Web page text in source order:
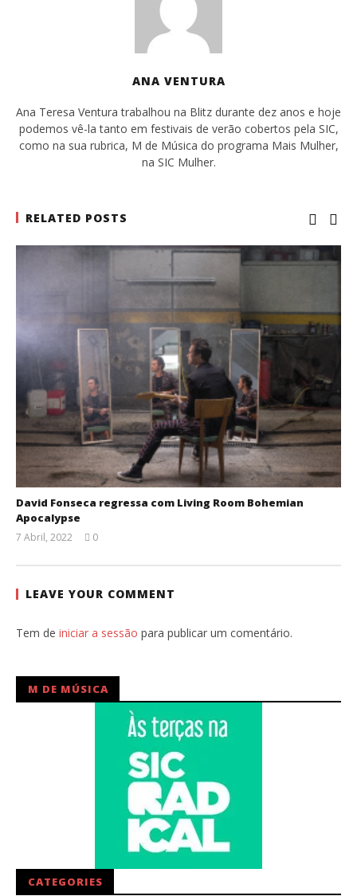
ANA VENTURA
Ana Teresa Ventura trabalhou na Blitz durante dez anos e hoje
podemos vê-la tanto em festivais de verão cobertos pela SIC,
como na sua rubrica, M de Música do programa Mais Mulher,
na SIC Mulher.
RELATED POSTS
David Fonseca regressa com Living Room Bohemian
Apocalypse
7 Abril, 2022
Ventura
0
LEAVE YOUR COMMENT
Tem de iniciar a sessão para publicar um comentário.
M DE MÚSICA
CATEGORIES